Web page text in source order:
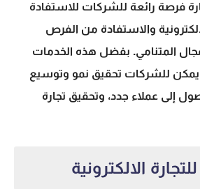
فرصة رائعة للشركات للاستفادة
والاستفادة من الفرص
المتنامي. بفضل هذه الخدمات
يمكن للشركات تحقيق نمو وتوسيع
إلى عملاء جدد، وتحقيق تجارة
الالكترونية